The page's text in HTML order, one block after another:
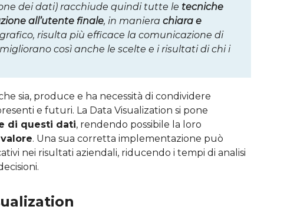
dei dati) racchiude quindi tutte le tecniche
all’utente finale, in maniera chiara e
risulta più efficace la comunicazione di
così anche le scelte e i risultati di chi i
sia, produce e ha necessità di condividere
e futuri. La Data Visualization si pone
di questi dati, rendendo possibile la loro
. Una sua corretta implementazione può
nei risultati aziendali, riducendo i tempi di analisi